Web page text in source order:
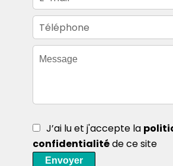
J’ai lu et j'accepte la
confidentialitéde ce site
Envoyer